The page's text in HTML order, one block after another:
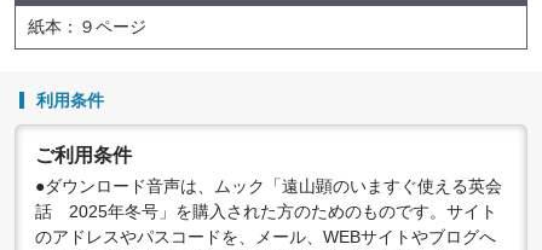
紙本：９ページ
利用条件
ご利用条件
●ダウンロード音声は、ムック「遠山顕のいますぐ使える英会
話 2025年冬号」を購入された方のためのものです。サイト
のアドレスやパスコードを、メール、WEBサイトやブログへ